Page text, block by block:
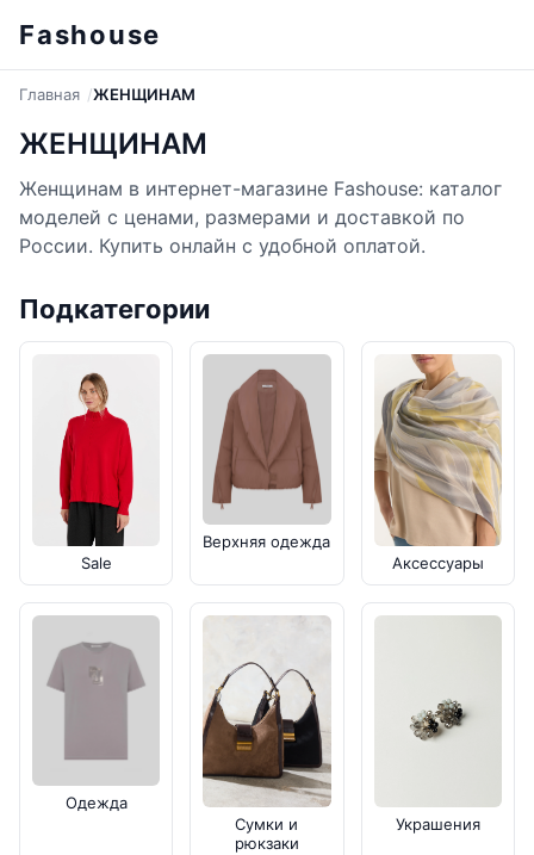
Fashouse
Главная ЖЕНЩИНАМ
ЖЕНЩИНАМ
Женщинам в интернет-магазине Fashouse: каталог
моделей с ценами, размерами и доставкой по
России. Купить онлайн с удобной оплатой.
Подкатегории
Sale
Верхняя одежда
Аксессуары
Одежда
Сумки и
рюкзаки
Украшения